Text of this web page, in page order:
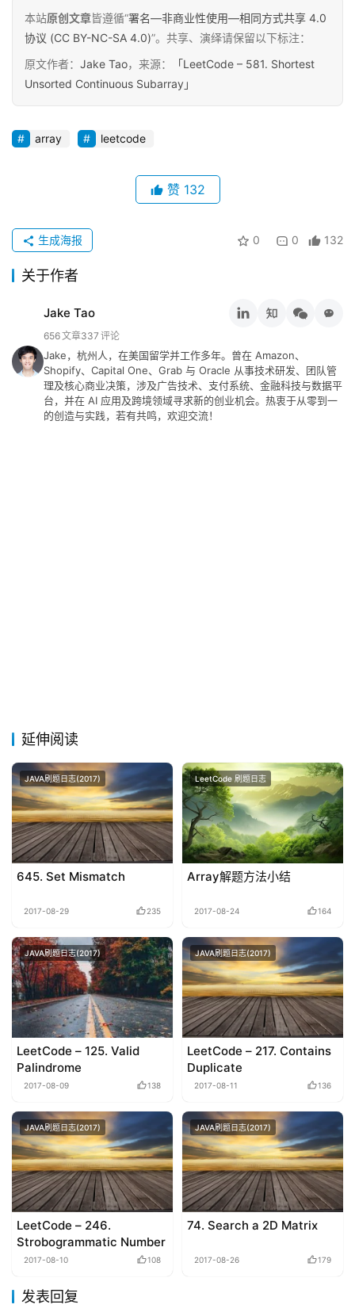
荐
工
具
留
言
登录 注册
本站原创文章皆遵循“署名—非商业性使用—相同方式共享 4.0
协议 (CC BY-NC-SA 4.0)”。共享、演绎请保留以下标注：
原文作者： Jake Tao，来源：
「LeetCode – 581. Shortest
Unsorted Continuous Subarray」
array leetcode
赞 132
0 0 132
生成海报
关于作者
Jake Tao
656文章337 评论
Jake，杭州人，在美国留学并工作多年。曾在 Amazon、
Shopify、Capital One、Grab 与 Oracle 从事技术研发、团队管
理及核心商业决策，涉及广告技术、支付系统、金融科技与数据平
台，并在 AI 应用及跨境领域寻求新的创业机会。热衷于从零到一
的创造与实践，若有共鸣，欢迎交流！
延伸阅读
JAVA刷题日志(2017)
645. Set Mismatch
2017-08-29 235
LeetCode 刷题日志
Array解题方法小结
2017-08-24 164
JAVA刷题日志(2017)
LeetCode – 125. Valid
Palindrome
2017-08-09 138
JAVA刷题日志(2017)
LeetCode – 217. Contains
Duplicate
2017-08-11 136
JAVA刷题日志(2017)
LeetCode – 246.
Strobogrammatic Number
2017-08-10 108
JAVA刷题日志(2017)
74. Search a 2D Matrix
2017-08-26 179
发表回复